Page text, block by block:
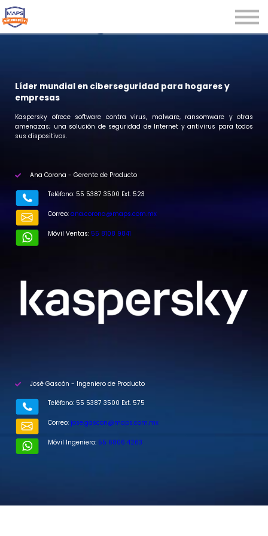
Seminarios
Iniciar sesión
Líder mundial en ciberseguridad para hogares y
empresas
Kaspersky ofrece software contra virus, malware, ransomware y otras
amenazas; una solución de seguridad de Internet y antivirus para todos
sus dispositivos.
Ana Corona - Gerente de Producto
Teléfono: 55 5387 3500 Ext. 523
Correo: ana.corona@maps.com.mx
Móvil Ventas: 55 8108 9841
José Gascón - Ingeniero de Producto
Teléfono: 55 5387 3500 Ext. 575
Correo: jose.gascon@maps.com.mx
Móvil Ingeniero: 55 6806 4263